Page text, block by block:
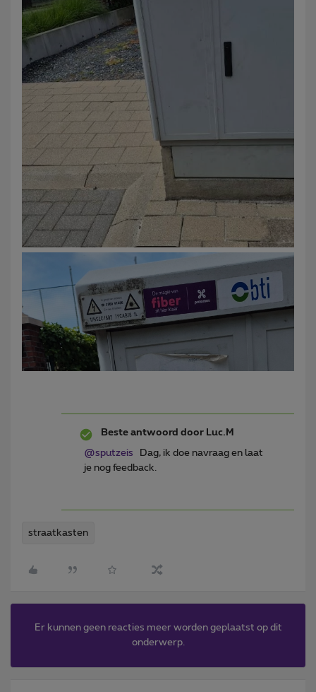
Beste antwoord door Luc.M
@sputzeis Dag, ik doe navraag en laat
je nog feedback.
straatkasten
Er kunnen geen reacties meer worden geplaatst op dit
onderwerp.